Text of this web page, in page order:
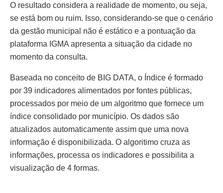
O resultado considera a realidade de momento, ou seja,
se está bom ou ruim. Isso, considerando-se que o cenário
da gestão municipal não é estático e a pontuação da
plataforma IGMA apresenta a situação da cidade no
momento da consulta.
Baseada no conceito de BIG DATA, o Índice é formado
por 39 indicadores alimentados por fontes públicas,
processados por meio de um algoritmo que fornece um
índice consolidado por município. Os dados são
atualizados automaticamente assim que uma nova
informação é disponibilizada. O algoritimo cruza as
informações, processa os indicadores e possibilita a
visualização de 4 formas.